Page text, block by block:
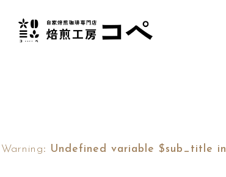
Warning: Undefined variable $sub_title in